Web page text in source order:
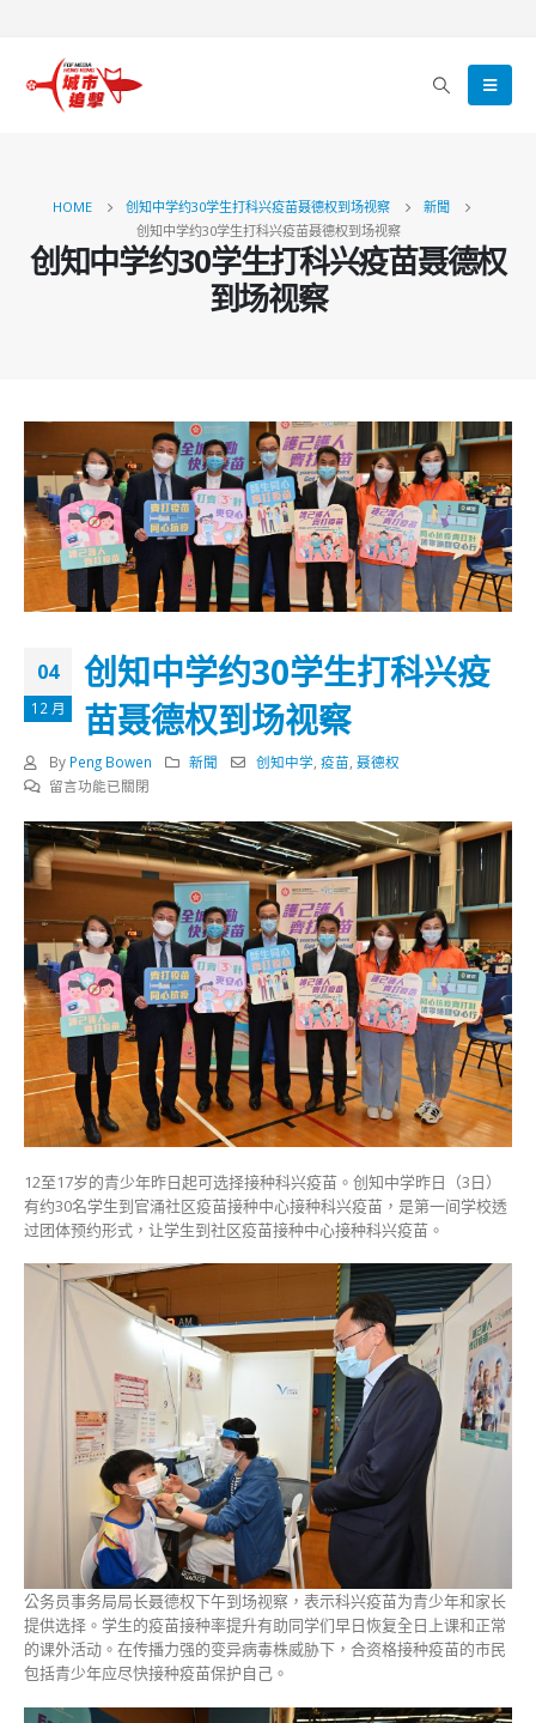
HOME 创知中学约30学生打科兴疫苗聂德权到场视察
新聞
创知中学约30学生打科兴疫苗聂德权到场视察
创知中学约30学生打科兴疫苗聂德权
到场视察
04
12 月
创知中学约30学生打科兴疫
苗聂德权到场视察
By Peng Bowen 新聞 创知中学,疫苗,聂德权
在
知
中
学
30
学
生
打
科
疫
苗
德
到
场
视
察〉
留言功能已關閉
12至17岁的青少年昨日起可选择接种科兴疫苗。创知中学昨日（3日）
有约30名学生到官涌社区疫苗接种中心接种科兴疫苗，是第一间学校透
过团体预约形式，让学生到社区疫苗接种中心接种科兴疫苗。
公务员事务局局长聂德权下午到场视察，表示科兴疫苗为青少年和家长
提供选择。学生的疫苗接种率提升有助同学们早日恢复全日上课和正常
的课外活动。在传播力强的变异病毒株威胁下，合资格接种疫苗的市民
包括青少年应尽快接种疫苗保护自己。